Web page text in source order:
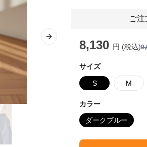
Next slide
ご
8,130 円 (税込)
サイズ
S M
カラー
ダークブルー